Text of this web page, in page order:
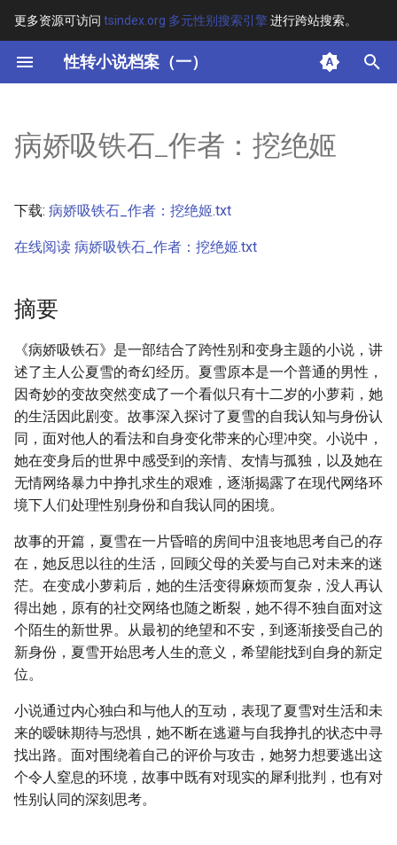
更多资源可访问 tsindex.org 多元性别搜索引擎进行跨站搜索。
性转小说档案（一）
键
开
搜
索
其他信息 [Processed Page
病娇吸铁石_作者：挖绝姬
下载: 病娇吸铁石_作者：挖绝姬.txt
在线阅读 病娇吸铁石_作者：挖绝姬.txt
摘要
《病娇吸铁石》是一部结合了跨性别和变身主题的小说，讲
述了主人公夏雪的奇幻经历。夏雪原本是一个普通的男性，
因奇妙的变故突然变成了一个看似只有十二岁的小萝莉，她
的生活因此剧变。故事深入探讨了夏雪的自我认知与身份认
同，面对他人的看法和自身变化带来的心理冲突。小说中，
她在变身后的世界中感受到的亲情、友情与孤独，以及她在
无情网络暴力中挣扎求生的艰难，逐渐揭露了在现代网络环
境下人们处理性别身份和自我认同的困境。
故事的开篇，夏雪在一片昏暗的房间中沮丧地思考自己的存
在，她反思以往的生活，回顾父母的关爱与自己对未来的迷
茫。在变成小萝莉后，她的生活变得麻烦而复杂，没人再认
得出她，原有的社交网络也随之断裂，她不得不独自面对这
个陌生的新世界。从最初的绝望和不安，到逐渐接受自己的
新身份，夏雪开始思考人生的意义，希望能找到自身的新定
位。
小说通过内心独白和与他人的互动，表现了夏雪对生活和未
来的暧昧期待与恐惧，她不断在逃避与自我挣扎的状态中寻
找出路。面对围绕着自己的评价与攻击，她努力想要逃出这
个令人窒息的环境，故事中既有对现实的犀利批判，也有对
性别认同的深刻思考。